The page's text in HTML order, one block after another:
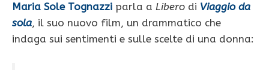
Maria Sole Tognazzi parla a Libero di Viaggio da
sola, il suo nuovo film, un drammatico che
indaga sui sentimenti e sulle scelte di una donna: